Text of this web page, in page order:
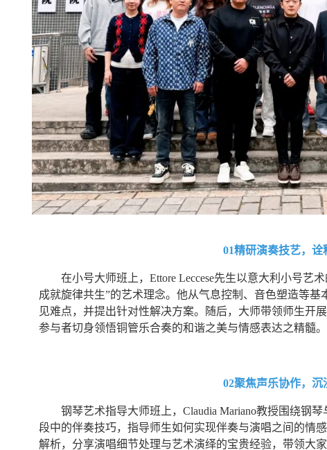
01精研演奏技艺，诠
在小号大师班上，Ettore Leccese先生以意大利小号艺
成就旋律共生”的艺术理念。他从气息控制、音色塑造等
见难点，并提出针对性解决方案。随后，大师带领师生开
参与者切身领悟铜管乐合奏的和谐之美与情感表达之精髓。
02聚焦声乐协作，沉
钢琴艺术指导大师班上，Claudia Mariano教授围绕钢
段中的伴奏技巧，指导师生如何实现伴奏与演唱之间的情
解析，分享演唱细节处理与艺术演绎的宝贵经验，带领大